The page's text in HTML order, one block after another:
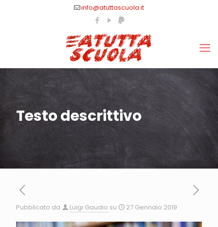
info@atuttascuola.it
Testo descrittivo
Pubblicato da Luigi Gaudio su 27 Gennaio 2019